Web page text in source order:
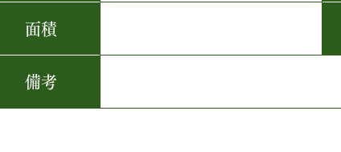
面積
備考